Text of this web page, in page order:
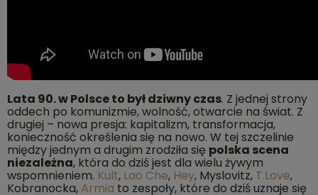
Lata 90. w Polsce to był dziwny czas. Z jednej strony
oddech po komunizmie, wolność, otwarcie na świat. Z
drugiej – nowa presja: kapitalizm, transformacja,
konieczność określenia się na nowo. W tej szczelinie
między jednym a drugim zrodziła się polska scena
niezależna, która do dziś jest dla wielu żywym
wspomnieniem. Kult, Lao Che, Hey, Myslovitz, T.Love,
Kobranocka, Armia to zespoły, które do dziś uznaje się